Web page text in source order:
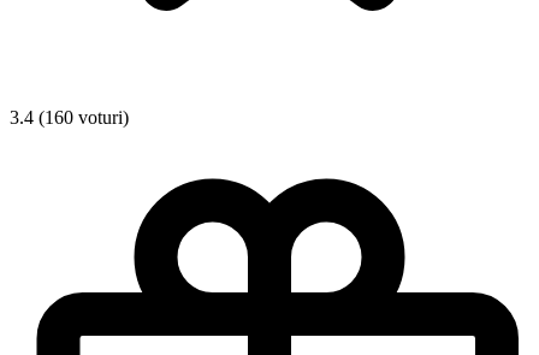
3.4 (160 voturi)